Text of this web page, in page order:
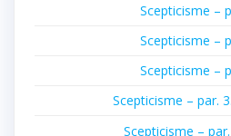
Scepticisme –
Scepticisme –
Scepticisme –
Scepticisme – par.
Scepticisme –